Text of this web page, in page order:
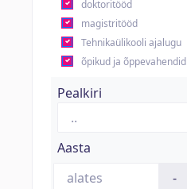
doktoritööd
magistritööd
Tehnikaülikooli ajalugu
õpikud ja õppevahendid
Pealkiri
Aasta
-